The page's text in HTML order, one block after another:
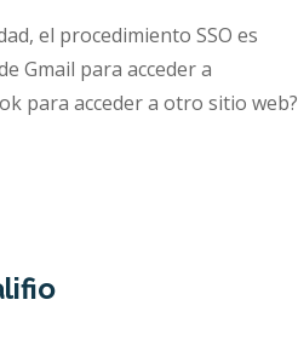
el procedimiento SSO es
Gmail para acceder a
para acceder a otro sitio web?